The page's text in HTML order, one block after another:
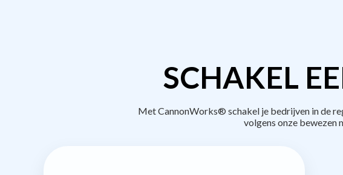
SCHAKEL
Met CannonWorks® schakel je bedrijven in de
volgens onze bewezen